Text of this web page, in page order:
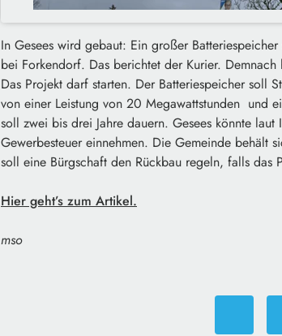
In Gesees wird gebaut: Ein großer
bei Forkendorf. Das berichtet der Kurier.
Das Projekt darf starten. Der Batteriespeicher soll
von einer Leistung von 20 Megawattstunden und
soll zwei bis drei Jahre dauern. Gesees könnte
Gewerbesteuer einnehmen. Die Gemeinde behält
soll eine Bürgschaft den Rückbau regeln, falls das
Hier geht’s zum Artikel.
mso